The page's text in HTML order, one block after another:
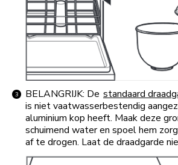
BELANGRIJK: De standaard
is niet vaatwasserbestendig
aluminium kop heeft. Maak deze
schuimend water en spoel hem
af te drogen. Laat de draadgarde